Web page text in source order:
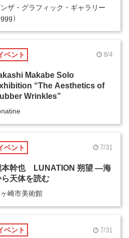
ザ・グラフィック・ギャラリー
ggg）
ベント 8/4
Makabe Solo
“The Aesthetics of
Wrinkles”
ベント 7/31
本幹也 LUNATION 朔望 ―海
ら天体を読む
崎市美術館
ベント 7/31